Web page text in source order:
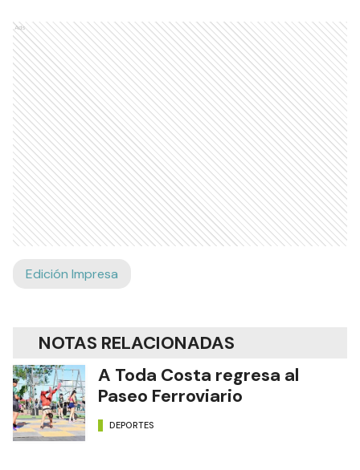
Ads
Edición Impresa
NOTAS RELACIONADAS
A Toda Costa regresa al
Paseo Ferroviario
DEPORTES